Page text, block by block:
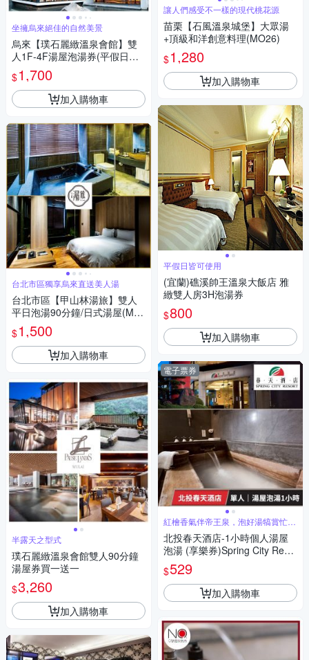
坐擁烏來絕佳的自然美景
烏來【璞石麗緻溫泉會館】雙
人1F-4F湯屋泡湯券(平假日通
用)
$1,700
加入購物車
台北市區獨享烏來直送美人湯
台北市區【甲山林湯旅】雙人
平日泡湯90分鐘/日式湯屋(MO
26)
$1,500
加入購物車
半露天之型式
璞石麗緻溫泉會館雙人90分鐘
湯屋券買一送一
$3,260
加入購物車
讓人們感受不一樣的現代桃花源
苗栗【石風溫泉城堡】大眾湯
+頂級和洋創意料理(MO26)
$1,280
加入購物車
平假日皆可使用
(宜蘭)礁溪帥王溫泉大飯店 雅
緻雙人房3H泡湯券
$800
加入購物車
電子票券
紅檜香氣伴帝王泉，泡好湯犒賞忙碌
的自己
北投春天酒店-1小時個人湯屋
泡湯 (享樂券)Spring City Reso
$529
加入購物車